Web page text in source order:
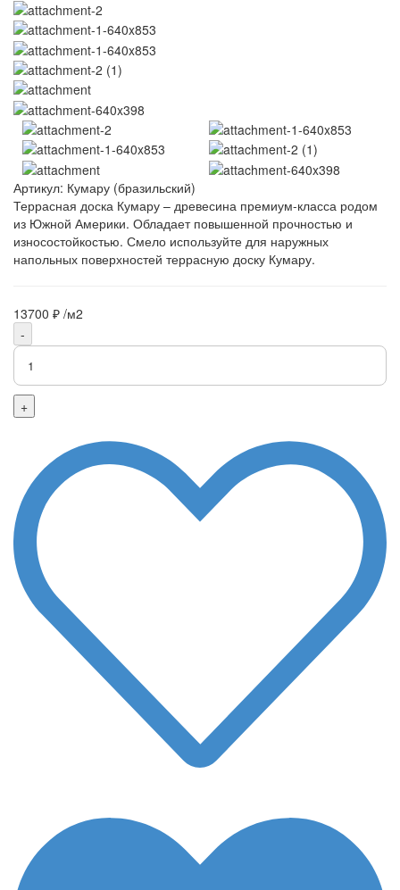
Артикул: Кумару (бразильский)
Террасная доска Кумару – древесина премиум-класса родом
из Южной Америки. Обладает повышенной прочностью и
износостойкостью. Смело используйте для наружных
напольных поверхностей террасную доску Кумару.
13700 ₽ /м2
-
+